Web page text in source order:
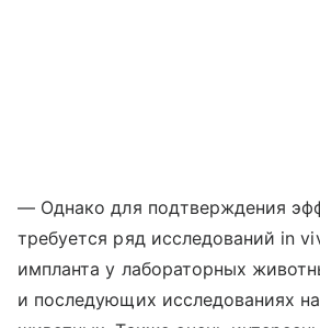
— Однако для подтверждения
требуется ряд исследований in
импланта у лабораторных
и последующих исследованиях